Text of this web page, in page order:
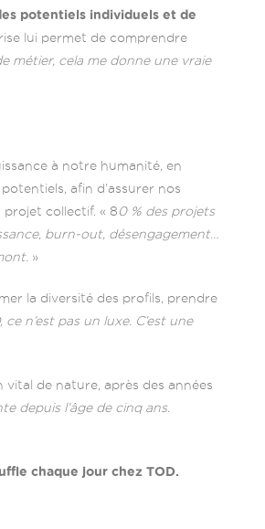
potentiels individuels et de
lui permet de comprendre
métier, cela me donne une vraie
à notre humanité, en
afin d’assurer nos
collectif. « 80 % des projets
burn-out, désengagement…
»
la diversité des profils, prendre
n’est pas un luxe. C’est une
vital de nature, après des années
depuis l’âge de cinq ans.
chaque jour chez TOD.